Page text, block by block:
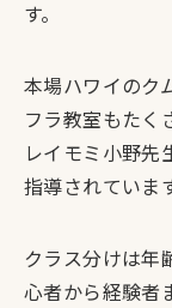
す。
本場ハワイのク
フラ教室もたく
レイモミ小野先
指導されていま
クラス分けは年
心者から経験者